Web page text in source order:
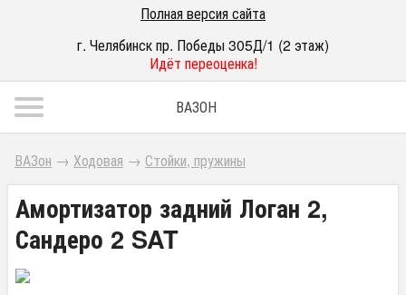
Полная версия сайта
г. Челябинск пр. Победы 305Д/1 (2 этаж)
Идёт переоценка!
ВАЗОН
ВАЗон → Ходовая → Стойки, пружины
Амортизатор задний Логан 2,
Сандеро 2 SAT